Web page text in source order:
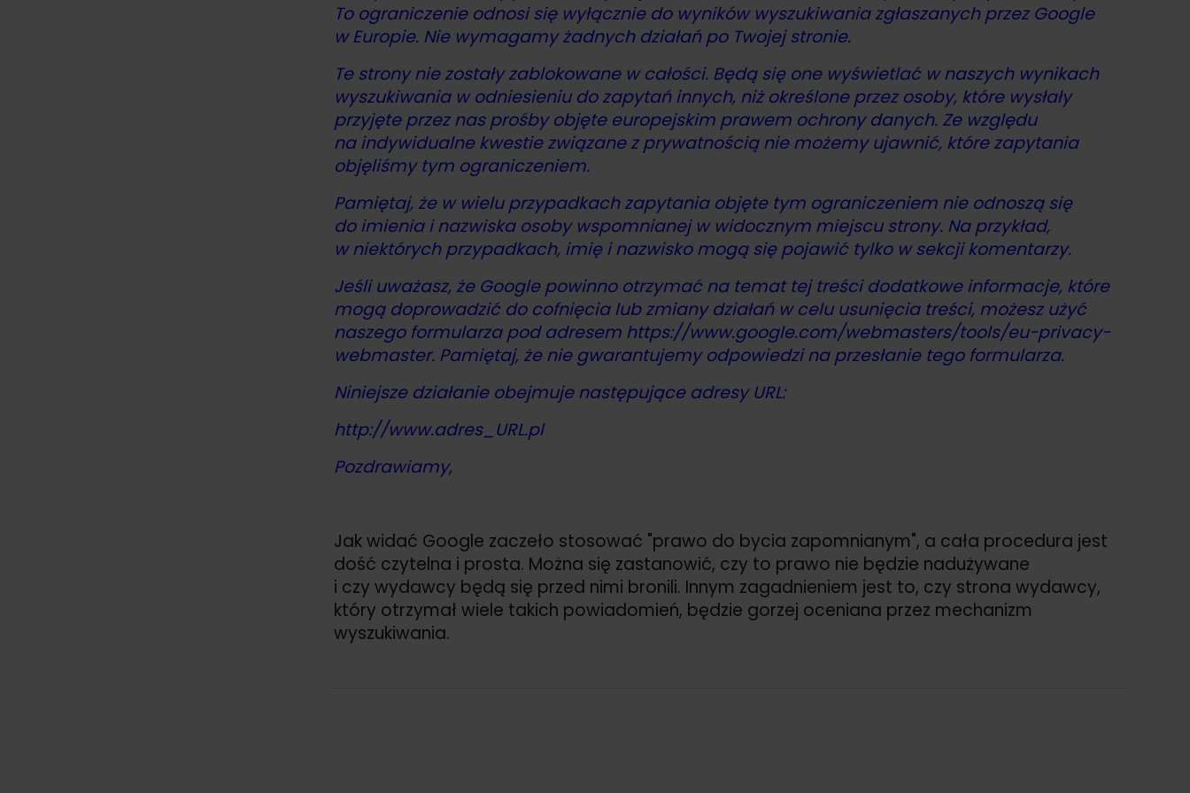
To ograniczenie odnosi się wyłącznie do wyników wyszukiwania zgłaszanych przez Google
w Europie. Nie wymagamy żadnych działań po Twojej stronie.
Te strony nie zostały zablokowane w całości. Będą się one wyświetlać w naszych wynikach
wyszukiwania w odniesieniu do zapytań innych, niż określone przez osoby, które wysłały
przyjęte przez nas prośby objęte europejskim prawem ochrony danych. Ze względu
na indywidualne kwestie związane z prywatnością nie możemy ujawnić, które zapytania
objęliśmy tym ograniczeniem.
Pamiętaj, że w wielu przypadkach zapytania objęte tym ograniczeniem nie odnoszą się
do imienia i nazwiska osoby wspomnianej w widocznym miejscu strony. Na przykład,
w niektórych przypadkach, imię i nazwisko mogą się pojawić tylko w sekcji komentarzy.
Jeśli uważasz, że Google powinno otrzymać na temat tej treści dodatkowe informacje, które
mogą doprowadzić do cofnięcia lub zmiany działań w celu usunięcia treści, możesz użyć
naszego formularza pod adresem https://www.google.com/webmasters/tools/eu-privacy-
webmaster. Pamiętaj, że nie gwarantujemy odpowiedzi na przesłanie tego formularza.
Niniejsze działanie obejmuje następujące adresy URL:
http://www.adres_URL.pl
Pozdrawiamy,
Jak widać Google zaczeło stosować "prawo do bycia zapomnianym", a cała procedura jest
dość czytelna i prosta. Można się zastanowić, czy to prawo nie będzie nadużywane
i czy wydawcy będą się przed nimi bronili. Innym zagadnieniem jest to, czy strona wydawcy,
który otrzymał wiele takich powiadomień, będzie gorzej oceniana przez mechanizm
wyszukiwania.